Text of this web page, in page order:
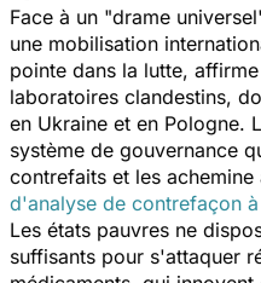
Face à un "drame
une mobilisation
pointe dans la lutte,
laboratoires clandestins,
en Ukraine et en Pologne.
système de gouvernance
contrefaits et les achemine
d'analyse de contrefaçon
Les états pauvres ne
suffisants pour s'attaquer